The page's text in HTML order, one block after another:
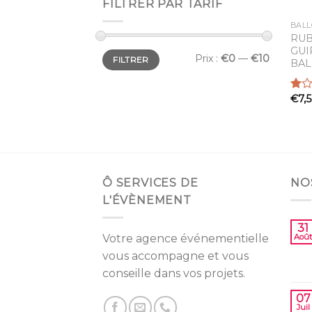
FILTRER PAR TARIF
Prix
min
Prix
maxFILTRER Prix : €0 — €10
Note
€
Ô SERVICES DE
L'ÉVÈNEMENT
Votre agence événementielle
vous accompagne et vous
conseille dans vos projets.
31
Août
07
Juil